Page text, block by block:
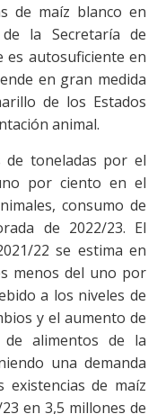
de maíz blanco en
la Secretaría de
es autosuficiente en
en gran medida
de los Estados
animal.
de toneladas por el
por ciento en el
consumo de
de 2022/23. El
22 se estima en
menos del uno por
a los niveles de
y el aumento de
alimentos de la
una demanda
existencias de maíz
en 3,5 millones de